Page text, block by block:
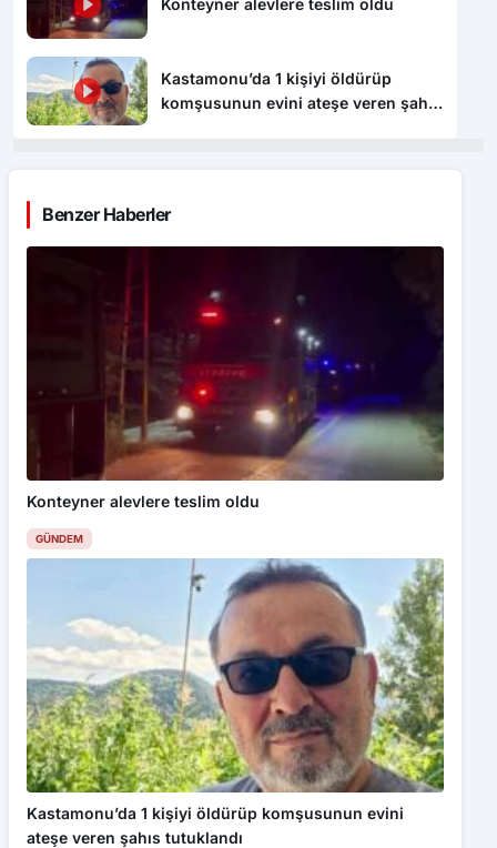
Konteyner alevlere teslim oldu
Kastamonu’da 1 kişiyi öldürüp
komşusunun evini ateşe veren şahıs
Benzer Haberler
Konteyner alevlere teslim oldu
GÜNDEM
Kastamonu’da 1 kişiyi öldürüp komşusunun evini
ateşe veren şahıs tutuklandı